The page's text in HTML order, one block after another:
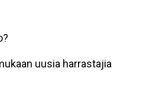
uusia harrastajia